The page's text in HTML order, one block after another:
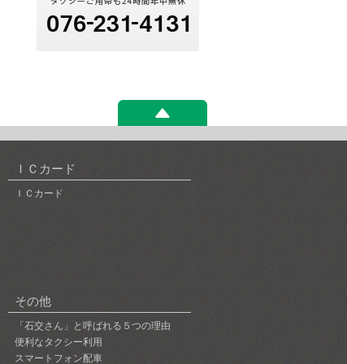
ＩＣカード
ＩＣカード
その他
「石交さん」と呼ばれる５つの理由
便利なタクシー利用
スマートフォン配車